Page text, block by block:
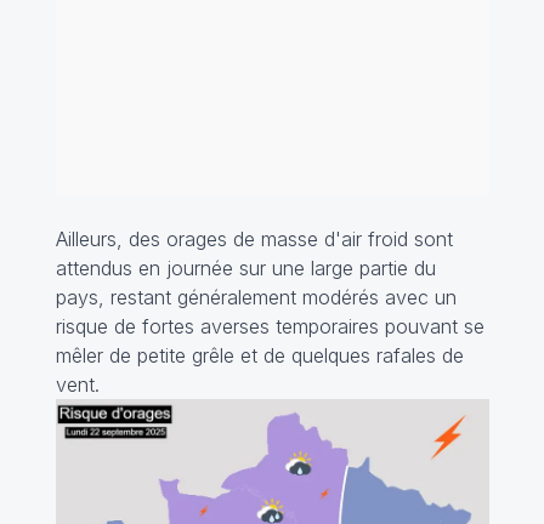
Ailleurs, des orages de masse d'air froid sont
attendus en journée sur une large partie du
pays, restant généralement modérés avec un
risque de fortes averses temporaires pouvant se
mêler de petite grêle et de quelques rafales de
vent.